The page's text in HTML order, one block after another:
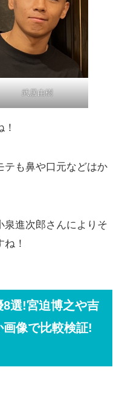
武居由樹
テも鼻や口元などはか
泉進次郎さんによりそ
！
選!宮迫博之や吉
像で比較検証!